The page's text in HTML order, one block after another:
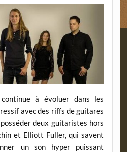
à évoluer dans les
avec des riffs de guitares
deux guitaristes hors
et Elliott Fuller, qui savent
un son hyper puissant